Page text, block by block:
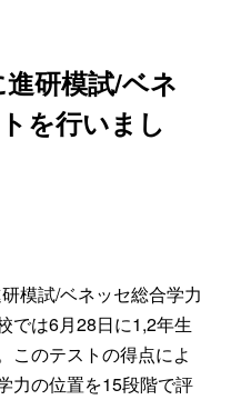
研模試/ベネ
を行いまし
模試/ベネッセ総合学力
では6月28日に1,2年生
このテストの得点によ
力の位置を15段階で評